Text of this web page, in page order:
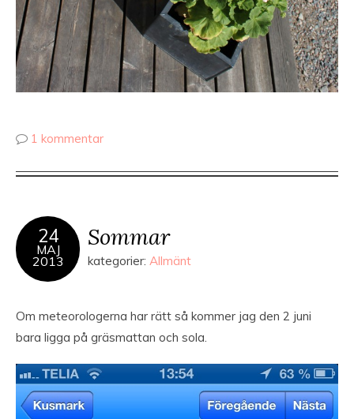
1 kommentar
24
MAJ
2013
Sommar
kategorier: Allmänt
Om meteorologerna har rätt så kommer jag den 2 juni
bara ligga på gräsmattan och sola.